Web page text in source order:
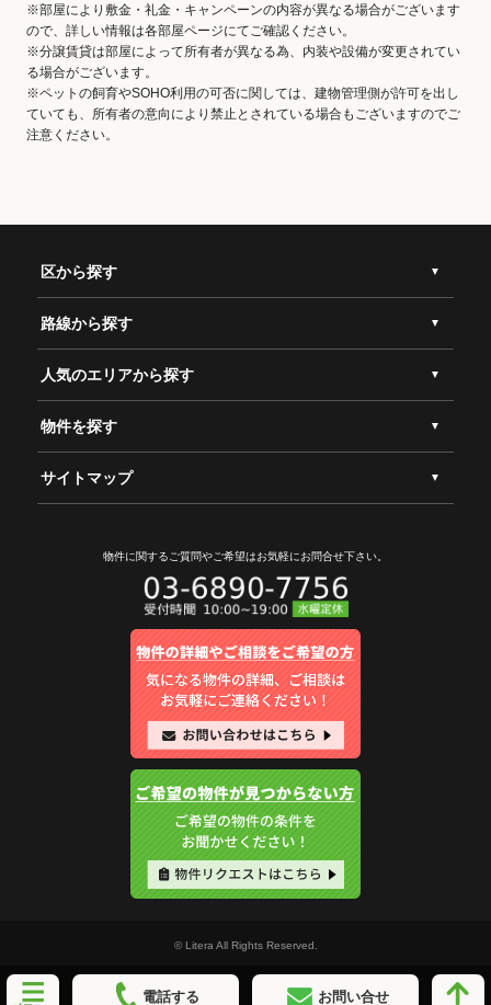
※部屋により敷金・礼金・キャンペーンの内容が異なる場合がございます
ので、詳しい情報は各部屋ページにてご確認ください。
※分譲賃貸は部屋によって所有者が異なる為、内装や設備が変更されてい
る場合がございます。
※ペットの飼育やSOHO利用の可否に関しては、建物管理側が許可を出し
ていても、所有者の意向により禁止とされている場合もございますのでご
注意ください。
区から探す
路線から探す
人気のエリアから探す
物件を探す
サイトマップ
物件に関するご質問やご希望はお気軽にお問合せ下さい。
© Litera All Rights Reserved.
電話する お問い合せ